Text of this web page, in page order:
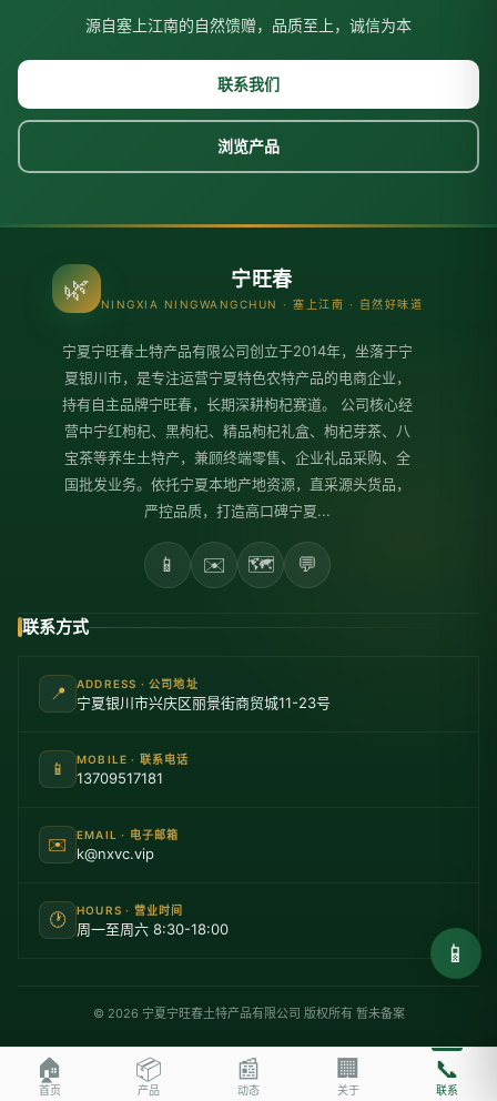
源自塞上江南的自然馈赠，品质至上，诚信为本
联系我们
浏览产品
🌿 宁旺春
NINGXIA NINGWANGCHUN · 塞上江南 · 自然好味道
宁夏宁旺春土特产品有限公司创立于2014年，坐落于宁
夏银川市，是专注运营宁夏特色农特产品的电商企业，
持有自主品牌宁旺春，长期深耕枸杞赛道。 公司核心经
营中宁红枸杞、黑枸杞、精品枸杞礼盒、枸杞芽茶、八
宝茶等养生土特产，兼顾终端零售、企业礼品采购、全
国批发业务。依托宁夏本地产地资源，直采源头货品，
严控品质，打造高口碑宁夏...
📱 ✉️ 🗺️ 💬
联系方式
📍 ADDRESS · 公司地址
宁夏银川市兴庆区丽景街商贸城11-23号
📱 MOBILE · 联系电话
13709517181
✉️ EMAIL · 电子邮箱
k@nxvc.vip
🕐 HOURS · 营业时间
周一至周六 8:30-18:00
© 2026 宁夏宁旺春土特产品有限公司 版权所有 暂未备案
🏠
首页
📦
产品
📰
动态
🏢
关于
📞
联系
📱